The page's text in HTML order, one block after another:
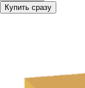
Купить сразу